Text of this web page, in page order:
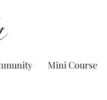
Mini Course